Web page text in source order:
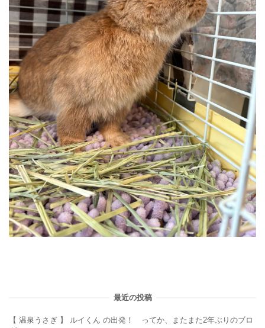
最近の投稿
【 温泉うさぎ 】 ルイくん の出発！ ってか、またまた2年ぶりのブロ